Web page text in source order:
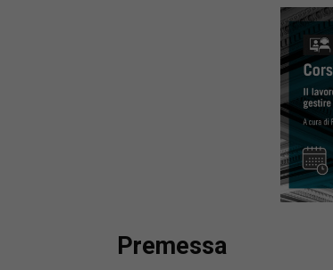
Premessa